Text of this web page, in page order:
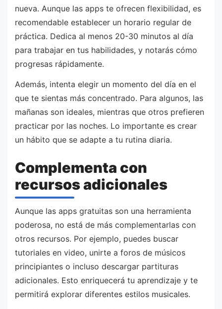
nueva. Aunque las apps te ofrecen flexibilidad, es
recomendable establecer un horario regular de
práctica. Dedica al menos 20-30 minutos al día
para trabajar en tus habilidades, y notarás cómo
progresas rápidamente.
Además, intenta elegir un momento del día en el
que te sientas más concentrado. Para algunos, las
mañanas son ideales, mientras que otros prefieren
practicar por las noches. Lo importante es crear
un hábito que se adapte a tu rutina diaria.
Complementa con
recursos adicionales
Aunque las apps gratuitas son una herramienta
poderosa, no está de más complementarlas con
otros recursos. Por ejemplo, puedes buscar
tutoriales en video, unirte a foros de músicos
principiantes o incluso descargar partituras
adicionales. Esto enriquecerá tu aprendizaje y te
permitirá explorar diferentes estilos musicales.